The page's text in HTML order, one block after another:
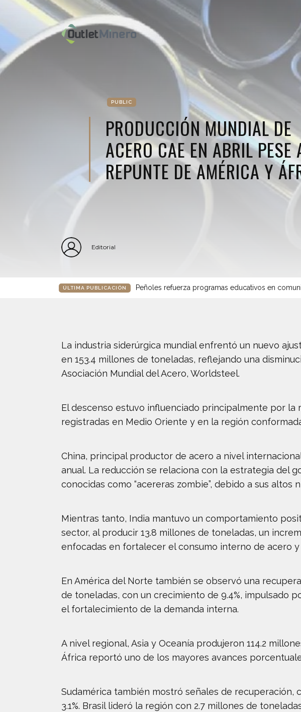
PUBLIC
PRODUCCIÓN MUNDIAL DE
ACERO CAE EN ABRIL PESE
REPUNTE DE AMÉRICA Y
Editorial
ÚLTIMA PUBLICACIÓN Peñoles refuerza programas educativos en
La industria siderúrgica mundial enfrentó un nuevo
en 153.4 millones de toneladas, reflejando una
Asociación Mundial del Acero, Worldsteel.
El descenso estuvo influenciado principalmente por
registradas en Medio Oriente y en la región
China, principal productor de acero a nivel
anual. La reducción se relaciona con la estrategia del
conocidas como “acereras zombie”, debido a sus
Mientras tanto, India mantuvo un comportamiento
sector, al producir 13.8 millones de toneladas, un
enfocadas en fortalecer el consumo interno de acero
En América del Norte también se observó una
de toneladas, con un crecimiento de 9.4%, impulsado
el fortalecimiento de la demanda interna.
A nivel regional, Asia y Oceanía produjeron 114.2
África reportó uno de los mayores avances
Sudamérica también mostró señales de
3.1%. Brasil lideró la región con 2.7 millones de